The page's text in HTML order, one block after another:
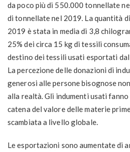
da poco più di 550.000 tonnellate
di tonnellate nel 2019. La quantità
2019 è stata in media di 3,8
25% dei circa 15 kg di tessili
destino dei tessili usati esportati
La percezione delle donazioni di
generosi alle persone bisognose
alla realtà. Gli indumenti usati fanno
catena del valore delle materie
scambiata a livello globale.
Le esportazioni sono aumentate di